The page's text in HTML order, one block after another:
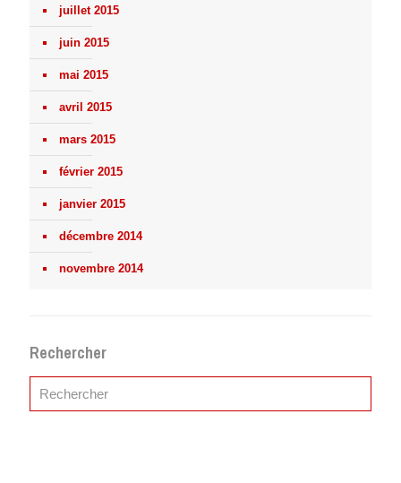
juillet 2015
juin 2015
mai 2015
avril 2015
mars 2015
février 2015
janvier 2015
décembre 2014
novembre 2014
Rechercher